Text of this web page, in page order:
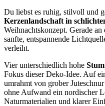
Du liebst es ruhig, stilvoll und
Kerzenlandschaft in
Weihnachtskonzept. Gerade
sanfte, entspannende
verleiht.
Vier unterschiedlich hohe
Fokus dieser Deko-Idee. Auf
umrahmt von grober
ohne Aufwand ein nordischer
Naturmaterialien und klarer